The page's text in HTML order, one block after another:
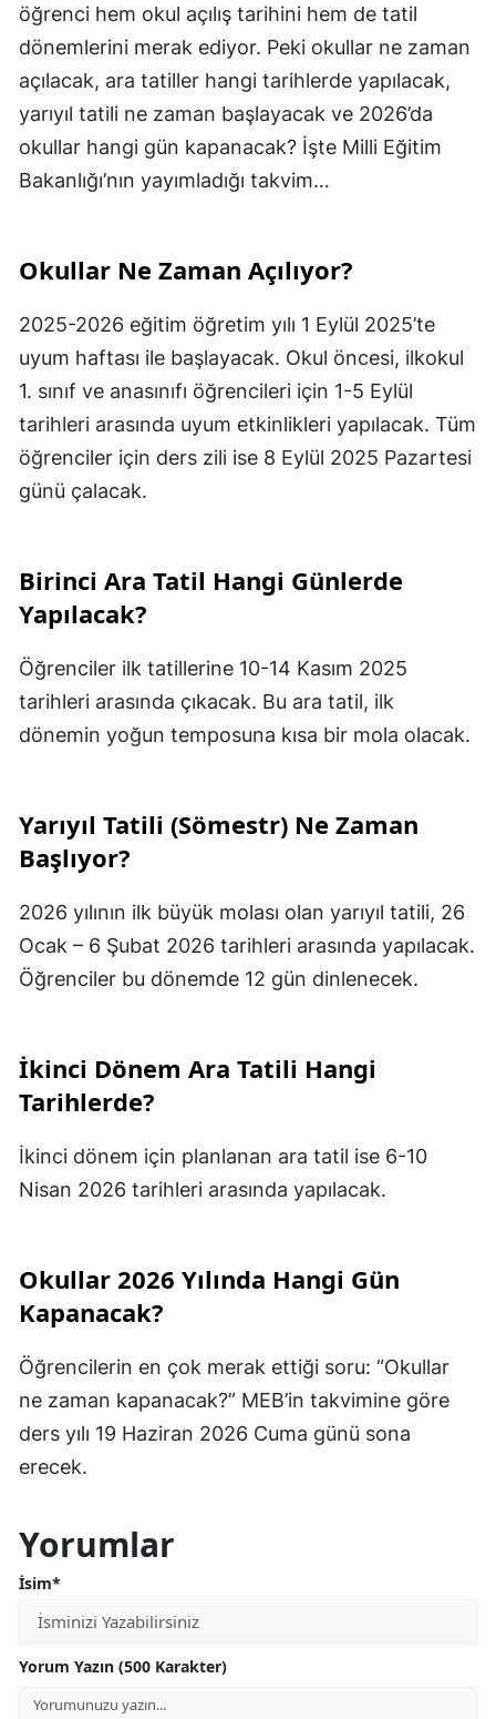
öğrenci hem okul açılış tarihini hem de tatil
dönemlerini merak ediyor. Peki okullar ne zaman
açılacak, ara tatiller hangi tarihlerde yapılacak,
yarıyıl tatili ne zaman başlayacak ve 2026’da
okullar hangi gün kapanacak? İşte Milli Eğitim
Bakanlığı’nın yayımladığı takvim…
Okullar Ne Zaman Açılıyor?
2025-2026 eğitim öğretim yılı 1 Eylül 2025’te
uyum haftası ile başlayacak. Okul öncesi, ilkokul
1. sınıf ve anasınıfı öğrencileri için 1-5 Eylül
tarihleri arasında uyum etkinlikleri yapılacak. Tüm
öğrenciler için ders zili ise 8 Eylül 2025 Pazartesi
günü çalacak.
Birinci Ara Tatil Hangi Günlerde
Yapılacak?
Öğrenciler ilk tatillerine 10-14 Kasım 2025
tarihleri arasında çıkacak. Bu ara tatil, ilk
dönemin yoğun temposuna kısa bir mola olacak.
Yarıyıl Tatili (Sömestr) Ne Zaman
Başlıyor?
2026 yılının ilk büyük molası olan yarıyıl tatili, 26
Ocak – 6 Şubat 2026 tarihleri arasında yapılacak.
Öğrenciler bu dönemde 12 gün dinlenecek.
İkinci Dönem Ara Tatili Hangi
Tarihlerde?
İkinci dönem için planlanan ara tatil ise 6-10
Nisan 2026 tarihleri arasında yapılacak.
Okullar 2026 Yılında Hangi Gün
Kapanacak?
Öğrencilerin en çok merak ettiği soru: “Okullar
ne zaman kapanacak?” MEB’in takvimine göre
ders yılı 19 Haziran 2026 Cuma günü sona
erecek.
Yorumlar
İsim*
Yorum Yazın (500 Karakter)